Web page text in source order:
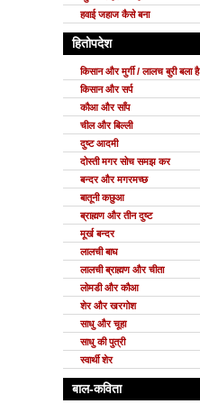
हवाई जहाज कैसे बना
हितोपदेश
किसान और मुर्गी / लालच बुरी बला है
किसान और सर्प
कौआ और साँप
चील और बिल्ली
दुष्ट आदमी
दोस्ती मगर सोच समझ कर
बन्दर और मगरमच्छ
बातूनी कछुआ
ब्राह्मण और तीन दुष्ट
मूर्ख बन्दर
लालची बाघ
लालची ब्राह्मण और चीता
लोमडी और कौआ
शेर और खरगोश
साधु और चूहा
साधु की पुत्री
स्वार्थी शेर
बाल-कविता